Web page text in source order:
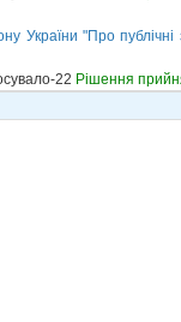
"Про публічні
22 Рішення